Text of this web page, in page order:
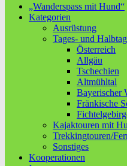
„Wanderspass mit Hund“
Kategorien
Ausrüstung
Tages- und
Österreich
Allgäu
Tschechien
Altmühltal
Bayerischer
Fränkische
Kajaktouren mit
Trekkingtouren/
Sonstiges
Kooperationen